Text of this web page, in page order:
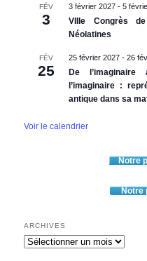
FÉV
3
3 février 2027 -5
VIIIe Congrès
Néolatines
FÉV
25
25 février 2027 -26
De
l’imaginaire :
antique dans sa
Voir le calendrier
Notre
Notre
ARCHIVES